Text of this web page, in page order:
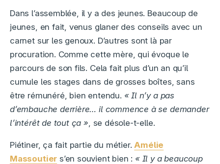
Dans l’assemblée, il y a des jeunes. Beaucoup de
jeunes, en fait, venus glaner des conseils avec un
carnet sur les genoux. D’autres sont là par
procuration. Comme cette mère, qui évoque le
parcours de son fils. Cela fait plus d’un an qu’il
cumule les stages dans de grosses boîtes, sans
être rémunéré, bien entendu. « Il n’y a pas
d’embauche derrière… il commence à se demander
l’intérêt de tout ça » , se désole-t-elle.
Piétiner, ça fait partie du métier. Amélie
Massoutier s’en souvient bien : « Il y a beaucoup